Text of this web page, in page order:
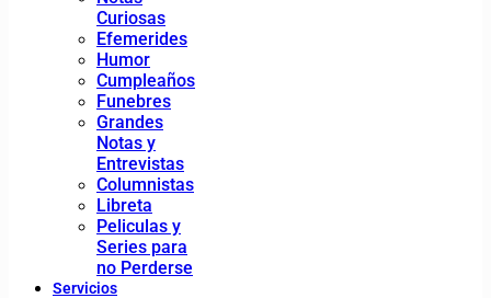
Curiosas
Efemerides
Humor
Cumpleaños
Funebres
Grandes
Notas y
Entrevistas
Columnistas
Libreta
Peliculas y
Series para
no Perderse
Servicios